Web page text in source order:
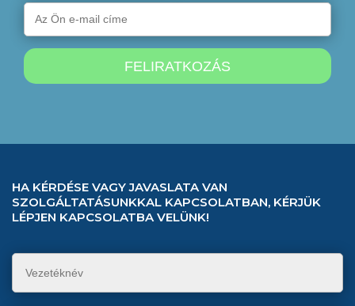
HA KÉRDÉSE VAGY JAVASLATA VAN
SZOLGÁLTATÁSUNKKAL KAPCSOLATBAN, KÉRJÜK
LÉPJEN KAPCSOLATBA VELÜNK!